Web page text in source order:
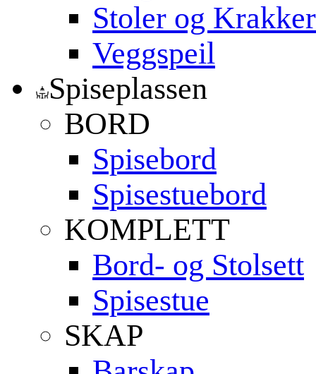
Stoler og Krakker
Veggspeil
Spiseplassen
BORD
Spisebord
Spisestuebord
KOMPLETT
Bord- og Stolsett
Spisestue
SKAP